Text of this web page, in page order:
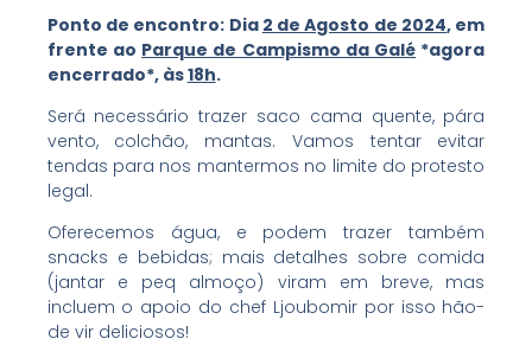
Ponto de encontro: Dia 2 de Agosto de 2024, em
frente ao Parque de Campismo da Galé *agora
encerrado*, às18h.
Será necessário trazer saco cama quente, pára
vento, colchão, mantas. Vamos tentar evitar
tendas para nos mantermos no limite do protesto
legal.
Oferecemos água, e podem trazer também
snacks e bebidas; mais detalhes sobre comida
(jantar e peq almoço) viram em breve, mas
incluem o apoio do chef Ljoubomir por isso hão-
de vir deliciosos!